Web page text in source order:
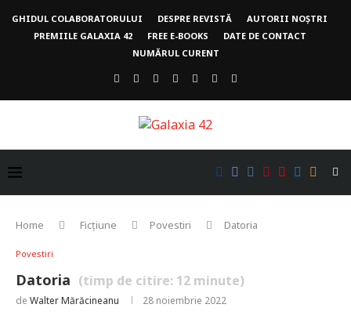
GHIDUL COLABORATORULUI DESPRE REVISTĂ
AUTORII NOȘTRI
PREMIILE GALAXIA 42
FREE E-BOOKS
DATE DE CONTACT
NUMĂRUL CURENT
Home Ficțiune Povestiri Datoria
Povestiri
Datoria (timp de citire: 12 minute)
de Walter Mărăcineanu 28 noiembrie 2022